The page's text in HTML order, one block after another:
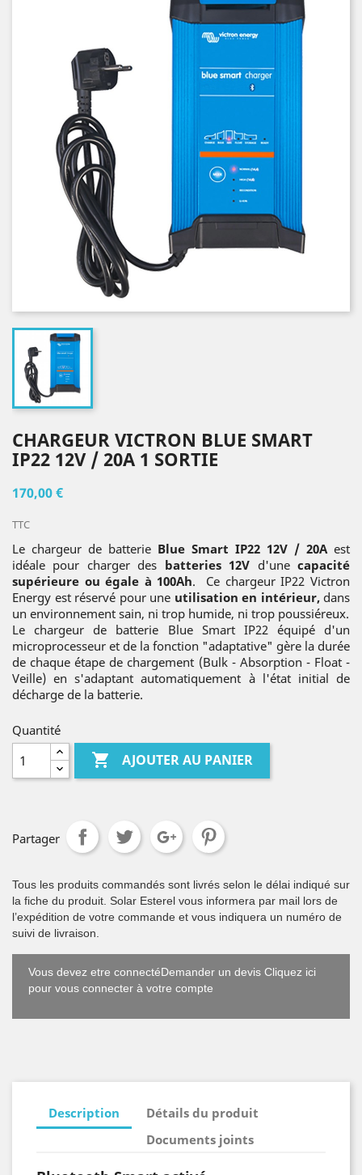
CHARGEUR VICTRON BLUE SMART
IP22 12V / 20A 1 SORTIE
170,00 €
TTC
Le chargeur de batterie Blue Smart IP22 12V / 20Aest
idéale pour charger des batteries 12V d'unecapacité
supérieure ou égale à 100Ah. Ce chargeur IP22 Victron
Energy est réservé pour une utilisation en intérieur,dans
un environnement sain, ni trop humide, ni trop poussiéreux.
Le chargeur de batterie Blue Smart IP22 équipé d'un
microprocesseur et de la fonction "adaptative" gère la durée
de chaque étape de chargement (Bulk - Absorption - Float -
Veille) en s'adaptant automatiquement à l'état initial de
décharge de la batterie.
Quantité
 AJOUTER AU PANIER
Partager
Tous les produits commandés sont livrés selon le délai indiqué sur
la fiche du produit. Solar Esterel vous informera par mail lors de
l’expédition de votre commande et vous indiquera un numéro de
suivi de livraison.
Vous devez etre connectéDemander un devis Cliquez ici
pour vous connecter à votre compte
Description
Détails du produit
Documents joints